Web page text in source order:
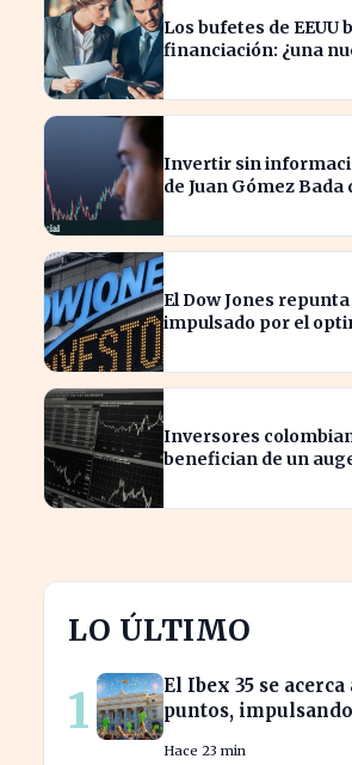
Los bufetes de EEUU
financiación: ¿una
Invertir sin
de Juan Gómez Bada
El Dow Jones
impulsado por el
Inversores
benefician de un
LO ÚLTIMO
1
El Ibex 35 se acerca
puntos,
Hace 23 min